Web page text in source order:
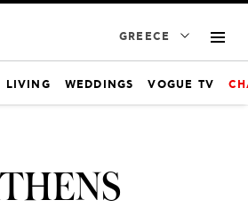
GREECE
LIVING WEDDINGS VOGUE TV